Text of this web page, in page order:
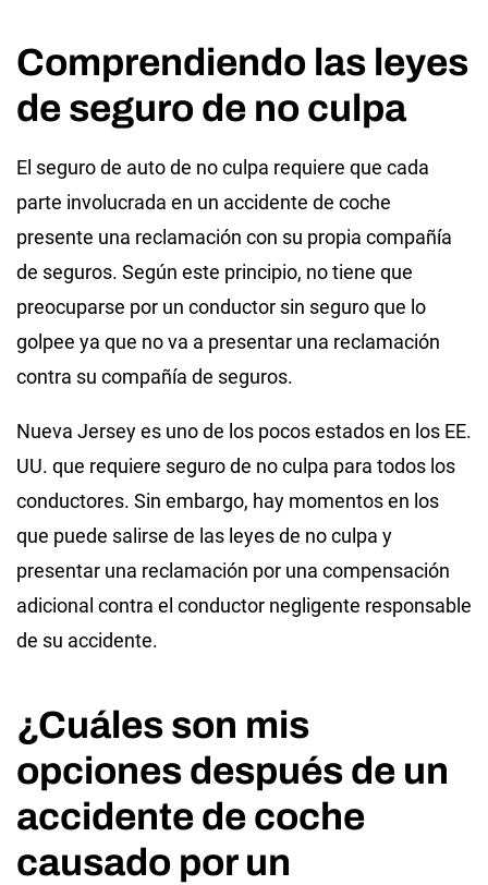
Comprendiendo las leyes
de seguro de no culpa
El seguro de auto de no culpa requiere que cada
parte involucrada en un accidente de coche
presente una reclamación con su propia compañía
de seguros. Según este principio, no tiene que
preocuparse por un conductor sin seguro que lo
golpee ya que no va a presentar una reclamación
contra su compañía de seguros.
Nueva Jersey es uno de los pocos estados en los EE.
UU. que requiere seguro de no culpa para todos los
conductores. Sin embargo, hay momentos en los
que puede salirse de las leyes de no culpa y
presentar una reclamación por una compensación
adicional contra el conductor negligente responsable
de su accidente.
¿Cuáles son mis
opciones después de un
accidente de coche
causado por un